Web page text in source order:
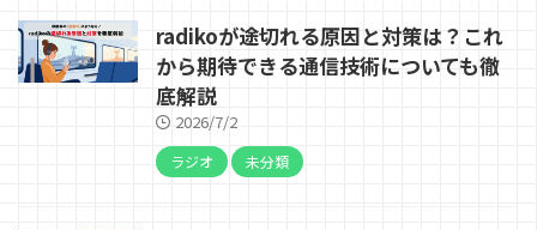
radikoが途切れる原因と対策は？これ
から期待できる通信技術についても徹
底解説
2026/7/2
ラジオ 未分類